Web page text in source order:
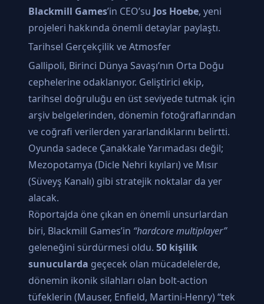
Blackmill Games’in CEO’su Jos Hoebe, yeni
projeleri hakkında önemli detaylar paylaştı.
Tarihsel Gerçekçilik ve Atmosfer
Gallipoli, Birinci Dünya Savaşı’nın Orta Doğu
cephelerine odaklanıyor. Geliştirici ekip,
tarihsel doğruluğu en üst seviyede tutmak için
arşiv belgelerinden, dönemin fotoğraflarından
ve coğrafi verilerden yararlandıklarını belirtti.
Oyunda sadece Çanakkale Yarımadası değil;
Mezopotamya (Dicle Nehri kıyıları) ve Mısır
(Süveyş Kanalı) gibi stratejik noktalar da yer
alacak.
Röportajda öne çıkan en önemli unsurlardan
biri, Blackmill Games’in “hardcore multiplayer”
geleneğini sürdürmesi oldu. 50 kişilik
sunucularda geçecek olan mücadelelerde,
dönemin ikonik silahları olan bolt-action
tüfeklerin (Mauser, Enfield, Martini-Henry) “tek